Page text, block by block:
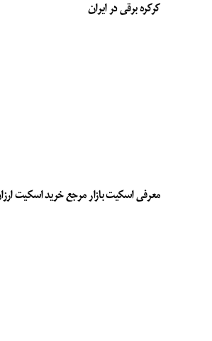
کرکره برقی در ایران
معرفی اسکیت بازار مرجع خرید اسکیت